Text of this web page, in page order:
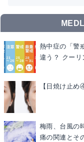
熱中症の「警
違う？ クーリ
【日焼け止
梅雨、台風の
痛の関連とそ